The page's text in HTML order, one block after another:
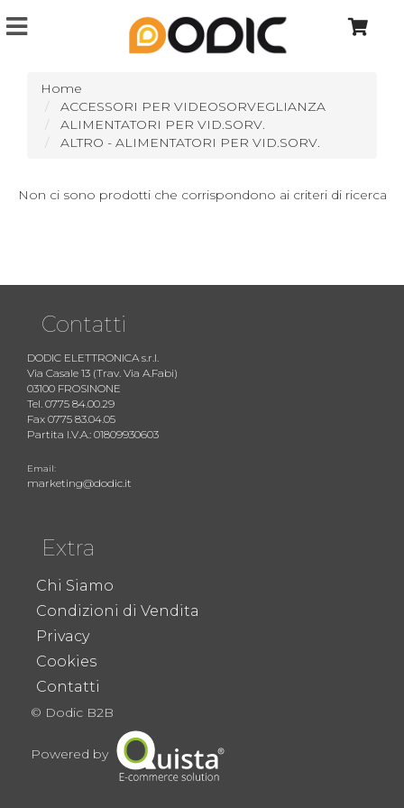
Home
ACCESSORI PER VIDEOSORVEGLIANZA
ALIMENTATORI PER VID.SORV.
ALTRO - ALIMENTATORI PER VID.SORV.
Non ci sono prodotti che corrispondono ai criteri di ricerca
Contatti
DODIC ELETTRONICA s.r.l.
Via Casale 13 (Trav. Via A.Fabi)
03100 FROSINONE
Tel. 0775 84.00.29
Fax 0775 83.04.05
Partita I.V.A.: 01809930603
Email:
marketing@dodic.it
Extra
Chi Siamo
Condizioni di Vendita
Privacy
Cookies
Contatti
© Dodic B2B
Powered by